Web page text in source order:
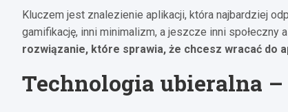
Kluczem jest znalezienie aplikacji, która najbardziej
gamifikację, inni minimalizm, a jeszcze inni społeczny
rozwiązanie, które sprawia, że chcesz wracać do
Technologia ubieralna